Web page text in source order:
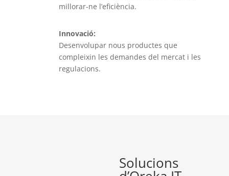
millorar-ne l’eficiència.
Innovació:
Desenvolupar nous productes que
compleixin les demandes del mercat i les
regulacions.
Solucions